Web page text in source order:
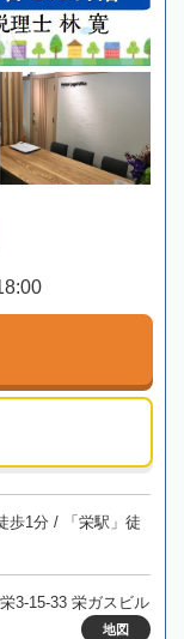
歩1分 / 「栄駅」徒
3-15-33 栄ガスビル
地図